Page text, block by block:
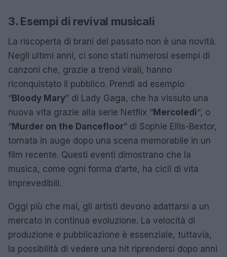
3. Esempi di revival musicali
La riscoperta di brani del passato non è una novità.
Negli ultimi anni, ci sono stati numerosi esempi di
canzoni che, grazie a trend virali, hanno
riconquistato il pubblico. Prendi ad esempio
“Bloody Mary” di Lady Gaga, che ha vissuto una
nuova vita grazie alla serie Netflix “Mercoledì“, o
“Murder on the Dancefloor” di Sophie Ellis-Bextor,
tornata in auge dopo una scena memorabile in un
film recente. Questi eventi dimostrano che la
musica, come ogni forma d’arte, ha cicli di vita
imprevedibili.
Oggi più che mai, gli artisti devono adattarsi a un
mercato in continua evoluzione. La velocità di
produzione e pubblicazione è essenziale, tuttavia,
la possibilità di vedere una hit riprendersi dopo anni